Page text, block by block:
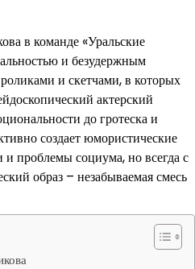
в команде «Уральские
и безудержным
и скетчами, в которых
актерский
до гротеска и
создает юмористические
и проблемы социума, но всегда с
образ – незабываемая смесь